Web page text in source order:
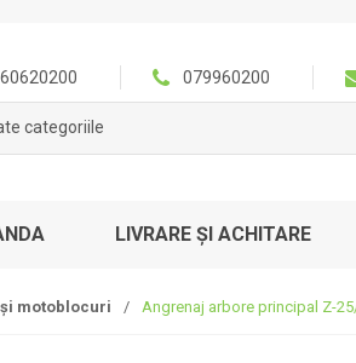
079960200
categoriile
LIVRARE ȘI ACHITARE
motoblocuri / Angrenaj arbore principal Z-